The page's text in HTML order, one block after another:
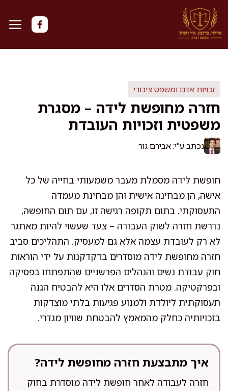
לדלג
לתוכן
זכויות אדם ומשפט ציבורי
חזרה מחופשת לידה – מסגרת
משפטית וזכויות העובדת
נכתב ע"י: אבירם גור
חופשת לידה מסמלת מעבר משמעותי בחייה של כל
אישה, הן מבחינה אישית והן מבחינת מעמדה
התעסוקתי. בתום תקופה רגישה זו, עם תום החופשה,
נדרשת חזרה לשוק העבודה – צעד שעשוי להיות מאתגר
לא רק לעובדת עצמה אלא גם למעסיק. התהליכים סביב
חזרה מחופשת לידה מוסדרים בדקדקנות על ידי הוראות
חוק עבודת נשים והנהלים הפרשניים שהתפתחו בפסיקה
ובפרקטיקה. מטרת הסדרים אלו היא להבטיח הגנה
תעסוקתית ליולדת ולמנוע פגיעות בלתי מוצדקות
בזכויותיה כחלק מהמאמץ להבטחת שוויון מגדרי.
איך מתבצעת חזרה מחופשת לידה?
חזרה לעבודה לאחר חופשת לידה מוסדרת בחוק